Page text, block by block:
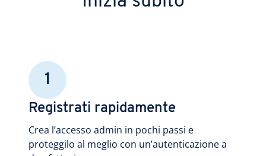
1
Registrati rapidamente
Crea l’accesso admin in pochi passi e
proteggilo al meglio con un’autenticazione a